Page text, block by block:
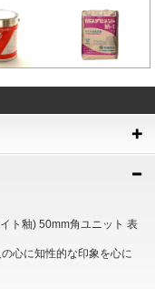
ト釉) 50mm角ユニット 表
心に知性的な印象を心に